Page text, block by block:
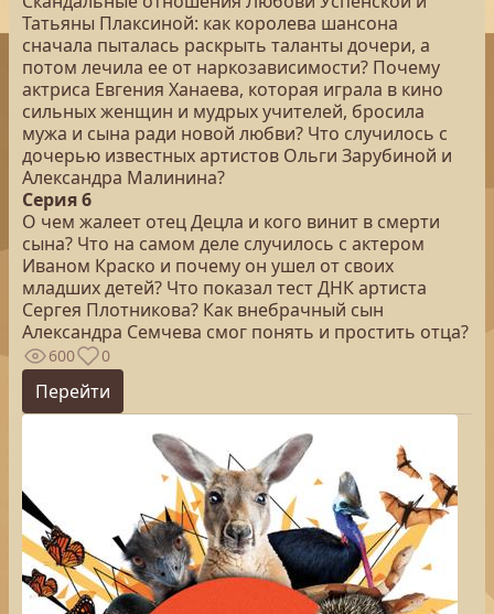
Татьяны Плаксиной: как королева шансона
сначала пыталась раскрыть таланты дочери, а
потом лечила ее от наркозависимости? Почему
актриса Евгения Ханаева, которая играла в кино
сильных женщин и мудрых учителей, бросила
мужа и сына ради новой любви? Что случилось с
дочерью известных артистов Ольги Зарубиной и
Александра Малинина?
Серия 6
О чем жалеет отец Децла и кого винит в смерти
сына? Что на самом деле случилось с актером
Иваном Краско и почему он ушел от своих
младших детей? Что показал тест ДНК артиста
Сергея Плотникова? Как внебрачный сын
Александра Семчева смог понять и простить отца?
600 0
Перейти